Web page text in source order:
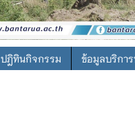
ปฎิทินกิจกรรม ข้อมูลบริกา